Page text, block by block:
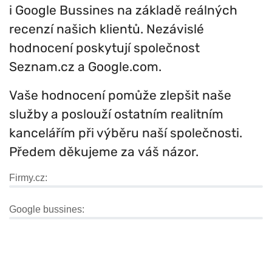
i Google Bussines na základě reálných
recenzí našich klientů. Nezávislé
hodnocení poskytují společnost
Seznam.cz a Google.com.
Vaše hodnocení pomůže zlepšit naše
služby a poslouží ostatním realitním
kancelářím při výběru naší společnosti.
Předem děkujeme za váš názor.
Firmy.cz:
Google bussines: